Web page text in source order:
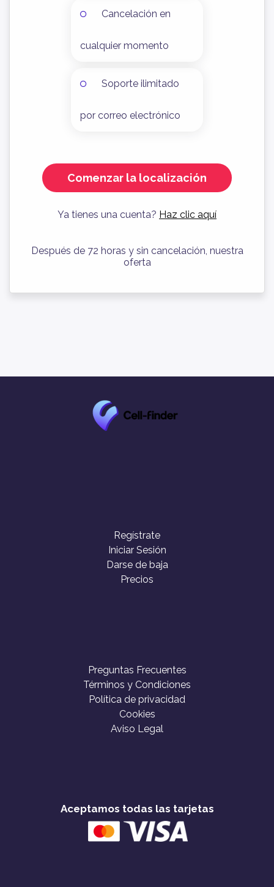
Cancelación en
cualquier momento
Soporte ilimitado
por correo electrónico
Comenzar la localización
Ya tienes una cuenta? Haz clic aquí
Después de 72 horas y sin cancelación, nuestra
oferta
Regístrate
Iniciar Sesión
Darse de baja
Precios
Preguntas Frecuentes
Términos y Condiciones
Política de privacidad
Cookies
Aviso Legal
Aceptamos todas las tarjetas